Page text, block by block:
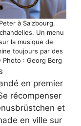
à Salzbourg.
Un menu
la musique de
toujours par des
: Georg Berg
en premier
récompenser
et
en ville sur